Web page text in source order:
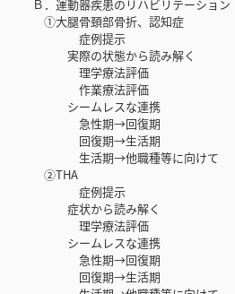
Ｂ．運動器疾患のリハビリテーション
①大腿骨頚部骨折、認知症
症例提示
実際の状態から読み解く
理学療法評価
作業療法評価
シームレスな連携
急性期→回復期
回復期→生活期
生活期→他職種等に向けて
②THA
症例提示
症状から読み解く
理学療法評価
シームレスな連携
急性期→回復期
回復期→生活期